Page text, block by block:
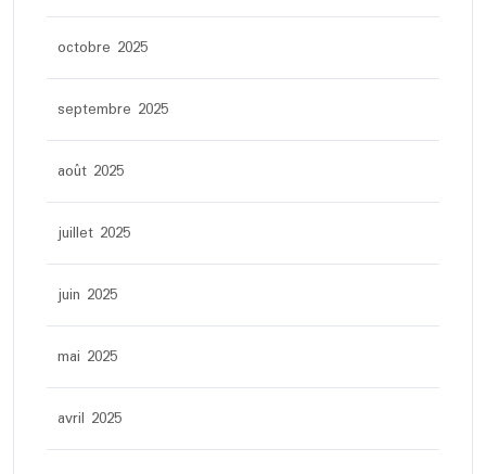
octobre 2025
septembre 2025
août 2025
juillet 2025
juin 2025
mai 2025
avril 2025